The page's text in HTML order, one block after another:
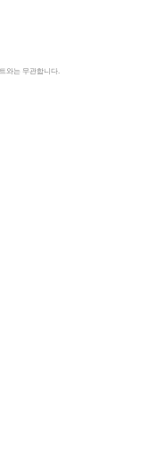
와는 무관합니다.